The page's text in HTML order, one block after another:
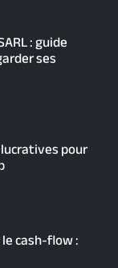
: guide
ses
pour
cash-flow :